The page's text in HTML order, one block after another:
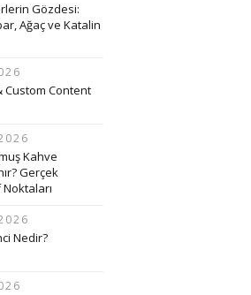
Gözdesi:
Ağaç ve Katalin
Custom Content
Kahve
Gerçek
Nedir?